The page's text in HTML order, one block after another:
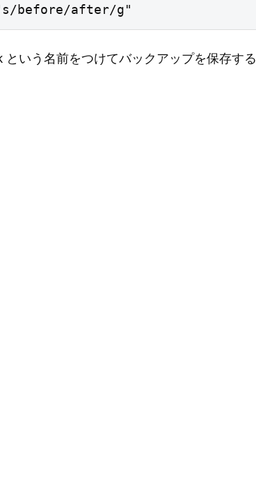
before/after/g"
いう名前をつけてバックアップを保存する